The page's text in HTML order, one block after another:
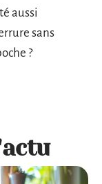
aussi
sans
?